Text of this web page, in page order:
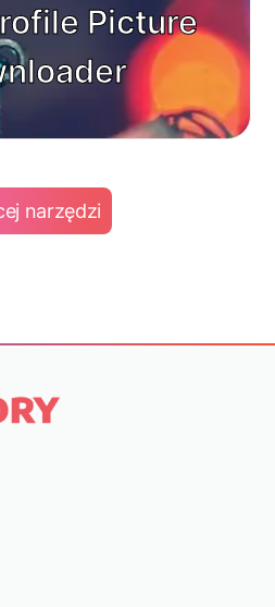
Picture
narzędzi